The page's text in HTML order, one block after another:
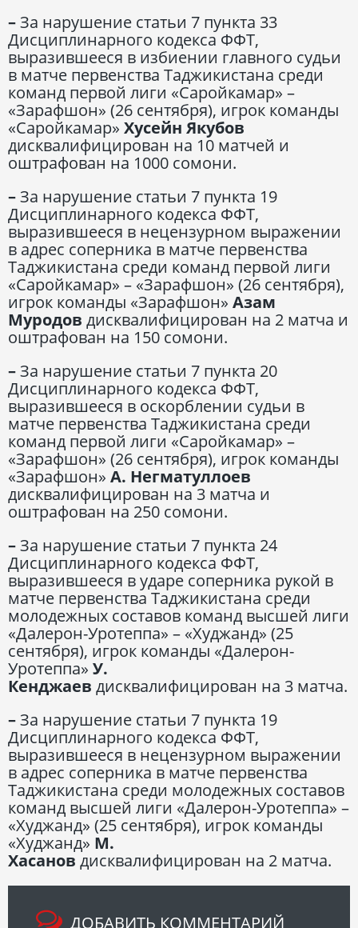
–За нарушение статьи 7 пункта 33
Дисциплинарного кодекса ФФТ,
выразившееся в избиении главного судьи
в матче первенства Таджикистана среди
команд первой лиги «Саройкамар» –
«Зарафшон» (26 сентября), игрок команды
«Саройкамар» Хусейн Якубов
дисквалифицирован на 10 матчей и
оштрафован на 1000 сомони.
–За нарушение статьи 7 пункта 19
Дисциплинарного кодекса ФФТ,
выразившееся в нецензурном выражении
в адрес соперника в матче первенства
Таджикистана среди команд первой лиги
«Саройкамар» – «Зарафшон» (26 сентября),
игрок команды «Зарафшон» Азам
Муродов дисквалифицирован на 2 матча и
оштрафован на 150 сомони.
–За нарушение статьи 7 пункта 20
Дисциплинарного кодекса ФФТ,
выразившееся в оскорблении судьи в
матче первенства Таджикистана среди
команд первой лиги «Саройкамар» –
«Зарафшон» (26 сентября), игрок команды
«Зарафшон» А. Негматуллоев
дисквалифицирован на 3 матча и
оштрафован на 250 сомони.
–За нарушение статьи 7 пункта 24
Дисциплинарного кодекса ФФТ,
выразившееся в ударе соперника рукой в
матче первенства Таджикистана среди
молодежных составов команд высшей лиги
«Далерон-Уротеппа» – «Худжанд» (25
сентября), игрок команды «Далерон-
Уротеппа» У.
Кенджаев дисквалифицирован на 3 матча.
–За нарушение статьи 7 пункта 19
Дисциплинарного кодекса ФФТ,
выразившееся в нецензурном выражении
в адрес соперника в матче первенства
Таджикистана среди молодежных составов
команд высшей лиги «Далерон-Уротеппа» –
«Худжанд» (25 сентября), игрок команды
«Худжанд» М.
Хасанов дисквалифицирован на 2 матча.
ДОБАВИТЬ КОММЕНТАРИЙ